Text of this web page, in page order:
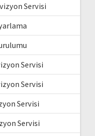
Servisi
Servisi
Servisi
Servisi
Servisi